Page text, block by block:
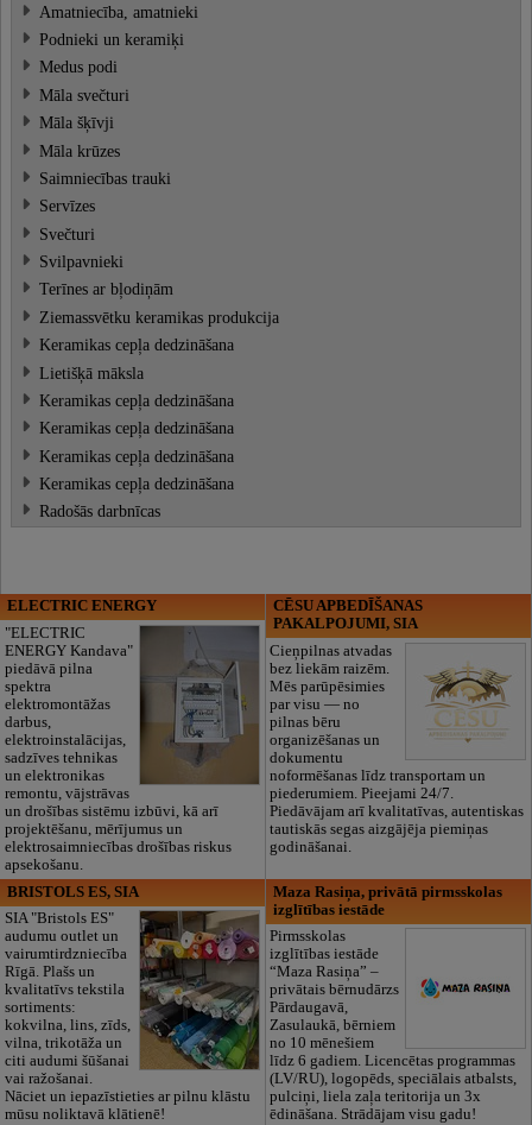
Amatniecība, amatnieki
Podnieki un keramiķi
Medus podi
Māla svečturi
Māla šķīvji
Māla krūzes
Saimniecības trauki
Servīzes
Svečturi
Svilpavnieki
Terīnes ar bļodiņām
Ziemassvētku keramikas produkcija
Keramikas cepļa dedzināšana
Lietišķā māksla
Keramikas cepļa dedzināšana
Keramikas cepļa dedzināšana
Keramikas cepļa dedzināšana
Keramikas cepļa dedzināšana
Radošās darbnīcas
ELECTRIC ENERGY
"ELECTRIC
ENERGY Kandava"
piedāvā pilna
spektra
elektromontāžas
darbus,
elektroinstalācijas,
sadzīves tehnikas
un elektronikas
remontu, vājstrāvas
un drošības sistēmu izbūvi, kā arī
projektēšanu, mērījumus un
elektrosaimniecības drošības riskus
apsekošanu.
CĒSU APBEDĪŠANAS
PAKALPOJUMI, SIA
Cieņpilnas atvadas
bez liekām raizēm.
Mēs parūpēsimies
par visu — no
pilnas bēru
organizēšanas un
dokumentu
noformēšanas līdz transportam un
piederumiem. Pieejami 24/7.
Piedāvājam arī kvalitatīvas, autentiskas
tautiskās segas aizgājēja piemiņas
godināšanai.
BRISTOLS ES, SIA
SIA "Bristols ES"
audumu outlet un
vairumtirdzniecība
Rīgā. Plašs un
kvalitatīvs tekstila
sortiments:
kokvilna, lins, zīds,
vilna, trikotāža un
citi audumi šūšanai
vai ražošanai.
Nāciet un iepazīstieties ar pilnu klāstu
mūsu noliktavā klātienē!
Maza Rasiņa, privātā pirmsskolas
izglītības iestāde
Pirmsskolas
izglītības iestāde
“Maza Rasiņa” –
privātais bērnudārzs
Pārdaugavā,
Zasulaukā, bērniem
no 10 mēnešiem
līdz 6 gadiem. Licencētas programmas
(LV/RU), logopēds, speciālais atbalsts,
pulciņi, liela zaļa teritorija un 3x
ēdināšana. Strādājam visu gadu!